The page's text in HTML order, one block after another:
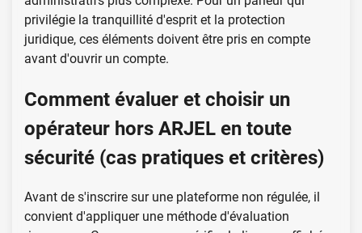
privilégie la tranquillité d'esprit et la protection
juridique, ces éléments doivent être pris en compte
avant d'ouvrir un compte.
Comment évaluer et choisir un
opérateur hors ARJEL en toute
sécurité (cas pratiques et critères)
Avant de s'inscrire sur une plateforme non régulée, il
convient d'appliquer une méthode d'évaluation